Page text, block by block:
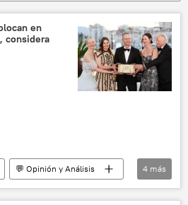
en
considera
💬 Opinión y Análisis
del Toro
4 más